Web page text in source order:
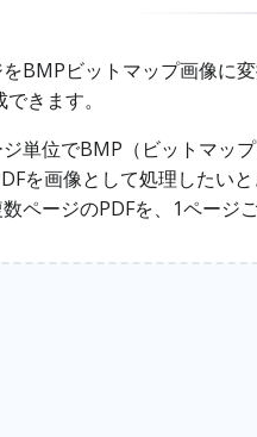
BMPビットマップ画像に
きます。
ジ単位でBMP（ビットマ
を画像として処理したい
ページのPDFを、1ペー